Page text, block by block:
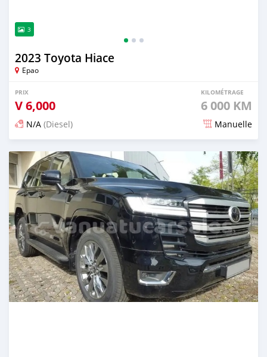
3
2023 Toyota Hiace
Epao
PRIX
V6,000
KILOMÉTRAGE
6 000 KM
N/A (Diesel) Manuelle
Publié il y a 2 mois